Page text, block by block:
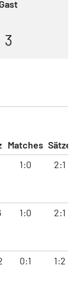
3
Matches Sätze
1:0 2:1
1:0 2:1
0:1 1:2